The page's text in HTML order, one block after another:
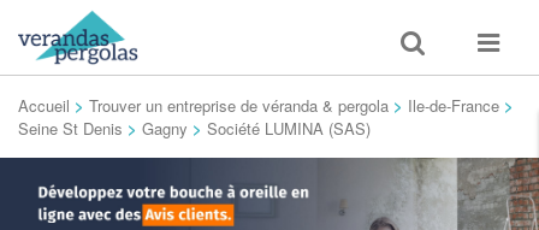
Toggle
search
Toggle
Accueil > Trouver un entreprise de véranda & pergola > Ile-de-France >
Seine St Denis > Gagny > Société LUMINA (SAS)